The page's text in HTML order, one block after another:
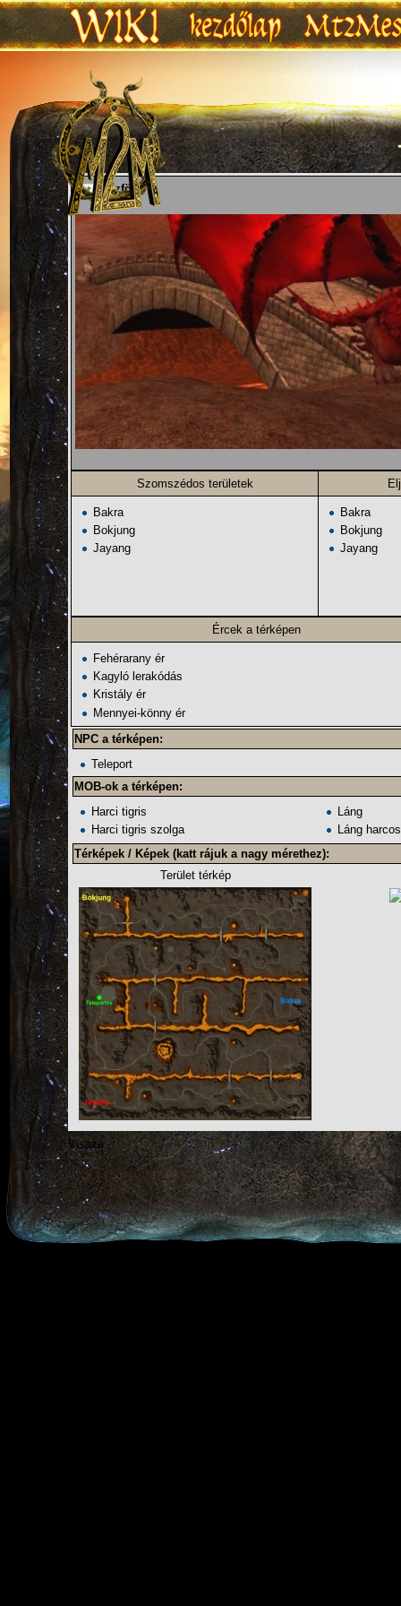
Ugrás:navigáció,keresés
Tűzföld
Szomszédos területek
Bakra
Bokjung
Jayang
Bakra
Bokjung
Jayang
Ércek a térképen
Fehérarany ér
Kagyló lerakódás
Kristály ér
Mennyei-könny ér
NPC a térképen:
Teleport
MOB-ok a térképen:
Harci tigris
Harci tigris szolga
Láng
Láng harcos
Térképek / Képek (katt rájuk a nagy mérethez):
Terület térkép
Vissza